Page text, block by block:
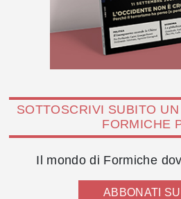
SOTTOSCRIVI SUBITO
FORMICHE
Il mondo di Formiche
ABBONATI